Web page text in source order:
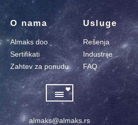
O nama
Almaks doo
Sertifikati
Zahtev za ponudu
Usluge
Rešenja
Industrije
FAQ
almaks@almaks.rs